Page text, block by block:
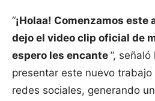
“¡Holaa! Comenzamos este
dejo el video clip oficial de
espero les encante ”,
presentar este nuevo
redes sociales, generando